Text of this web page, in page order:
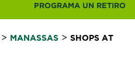
PROGRAMA UN RETIRO
> MANASSAS > SHOPS AT